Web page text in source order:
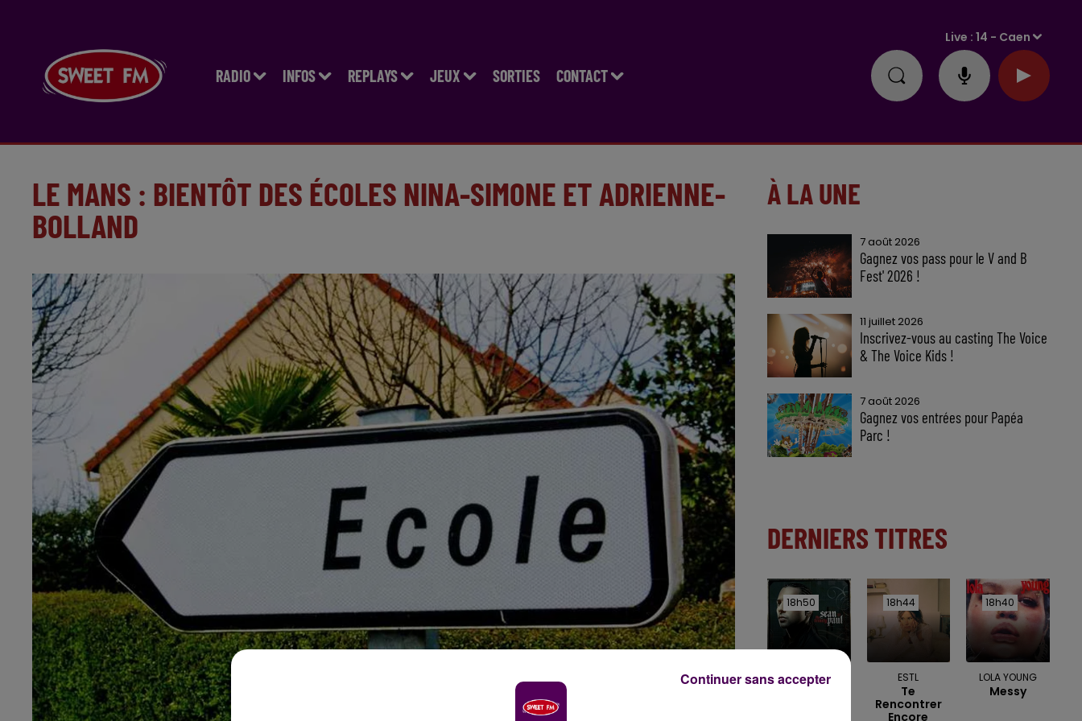
RADIO INFOS REPLAYS JEUX SORTIES CONTACT
Live :14 - Caen
LE MANS : BIENTÔT DES ÉCOLES NINA-SIMONE ET ADRIENNE-
BOLLAND
À LA UNE
7 août 2026
Gagnez vos pass pour le V and B
Fest' 2026 !
11 juillet 2026
Inscrivez-vous au casting The Voice
& The Voice Kids !
7 août 2026
Gagnez vos entrées pour Papéa
Parc !
DERNIERS TITRES
18h50
18h50
SEAN PAUL
Temperature
18h44
18h44
ESTL
Te
Rencontrer
Encore
18h40
18h40
LOLA YOUNG
Messy
Continuer sans accepter